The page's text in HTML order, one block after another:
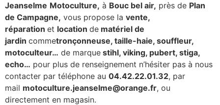
Jeanselme Motoculture, à Bouc bel air, près de Plan
de Campagne, vous propose la vente,
réparation et location de matériel de
jardin commetronçonneuse, taille-haie, souffleur,
motoculteur… de marque stihl, viking, pubert, stiga,
echo… pour plus de renseignement n’hésiter pas à nous
contacter par téléphone au 04.42.22.01.32, par
mail motoculture.jeanselme@orange.fr, ou
directement en magasin.